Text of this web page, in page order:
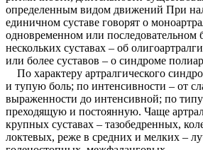
определенным видом движений При
единичном суставе говорят о
одновременном или последовательном
нескольких суставах – об
или более суставов – о синдроме
По характеру артралгического
и тупую боль; по интенсивности – от
выраженности до интенсивной; по
преходящую и постоянную. Чаще
крупных суставах – тазобедренных,
локтевых, реже в средних и мелких –